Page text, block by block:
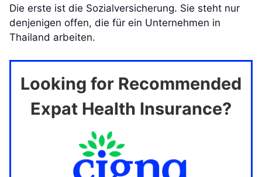
Die erste ist die Sozialversicherung. Sie steht nur
denjenigen offen, die für ein Unternehmen in
Thailand arbeiten.
Looking for Recommended
Expat Health Insurance?